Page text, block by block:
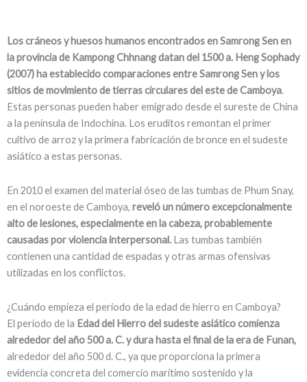
Los cráneos y huesos humanos encontrados en Samrong Sen en
la provincia de Kampong Chhnang datan del 1500 a. Heng Sophady
(2007) ha establecido comparaciones entre Samrong Sen y los
sitios de movimiento de tierras circulares del este de Camboya.
Estas personas pueden haber emigrado desde el sureste de China
a la península de Indochina. Los eruditos remontan el primer
cultivo de arroz y la primera fabricación de bronce en el sudeste
asiático a estas personas.
En 2010 el examen del material óseo de las tumbas de Phum Snay,
en el noroeste de Camboya, reveló un número excepcionalmente
alto de lesiones, especialmente en la cabeza, probablemente
causadas por violencia interpersonal. Las tumbas también
contienen una cantidad de espadas y otras armas ofensivas
utilizadas en los conflictos.
¿Cuándo empieza el periodo de la edad de hierro en Camboya?
El período de la Edad del Hierro del sudeste asiático comienza
alrededor del año 500 a. C. y dura hasta el final de la era de Funan,
alrededor del año 500 d. C., ya que proporciona la primera
evidencia concreta del comercio marítimo sostenido y la